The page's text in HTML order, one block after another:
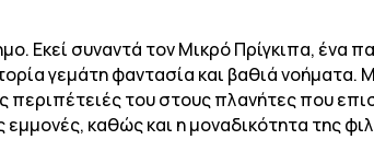
Εκεί συναντά τον Μικρό Πρίγκιπα, ένα
γεμάτη φαντασία και βαθιά νοήματα.
περιπέτειές του στους πλανήτες που
καθώς και η μοναδικότητα της